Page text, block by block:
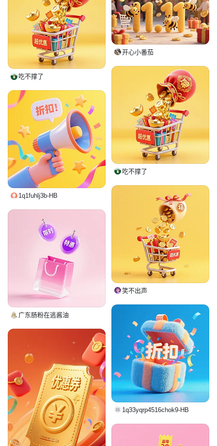
吃不撑了
开心小番茄
吃不撑了
1q1fuhlj3b-HB
笑不出声
广东肠粉在逃酱油
1q33yqrp4516chok9-HB